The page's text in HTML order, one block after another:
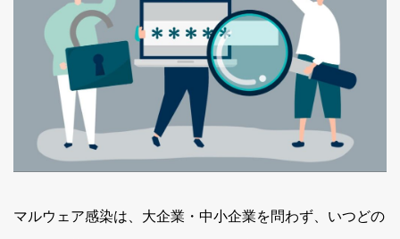
マルウェア感染は、大企業・中小企業を問わず、いつどの